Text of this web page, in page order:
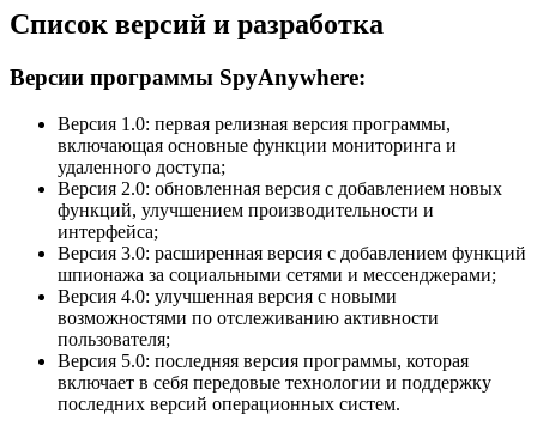
Список версий и разработка
Версии программы SpyAnywhere:
Версия 1.0: первая релизная версия программы,
включающая основные функции мониторинга и
удаленного доступа;
Версия 2.0: обновленная версия с добавлением новых
функций, улучшением производительности и
интерфейса;
Версия 3.0: расширенная версия с добавлением функций
шпионажа за социальными сетями и мессенджерами;
Версия 4.0: улучшенная версия с новыми
возможностями по отслеживанию активности
пользователя;
Версия 5.0: последняя версия программы, которая
включает в себя передовые технологии и поддержку
последних версий операционных систем.